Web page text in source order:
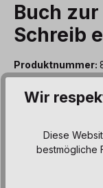
Buch
Schreib
Produktnummer:
24,50 €*
Variante
Wir
Diese
bestmögliche